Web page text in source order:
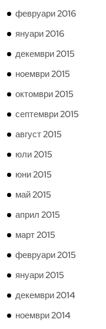
февруари 2016
януари 2016
декември 2015
ноември 2015
октомври 2015
септември 2015
август 2015
юли 2015
юни 2015
май 2015
април 2015
март 2015
февруари 2015
януари 2015
декември 2014
ноември 2014